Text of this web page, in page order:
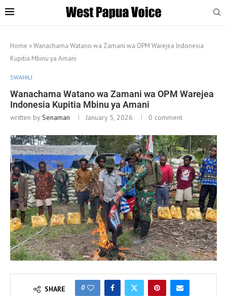
Home »Wanachama Watano wa Zamani wa OPM Warejea Indonesia
Kupitia Mbinu ya Amani
SWAHILI
Wanachama Watano wa Zamani wa OPM Warejea
Indonesia Kupitia Mbinu ya Amani
written bySenaman January 5, 2026 0 comment
SHARE 0